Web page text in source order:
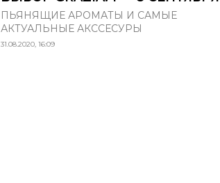
ПЬЯНЯЩИЕ АРОМАТЫ И САМЫЕ
АКТУАЛЬНЫЕ АКССЕСУРЫ
31.08.2020, 16:09